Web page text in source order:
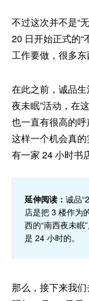
不过这次并不是“
20 日开始正式的“
工作要做，很多东
在此之前，诚品
夜未眠”活动，在
也一直有很高的
这样一个机会真
有一家 24 小时书
延伸阅读： 诚品
店是把 3 楼作为
西的“南西夜未
是 24 小时的。
那么，接下来我